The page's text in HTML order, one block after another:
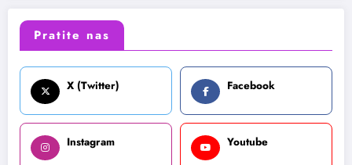
Pratite nas
X (Twitter) Facebook
Instagram Youtube